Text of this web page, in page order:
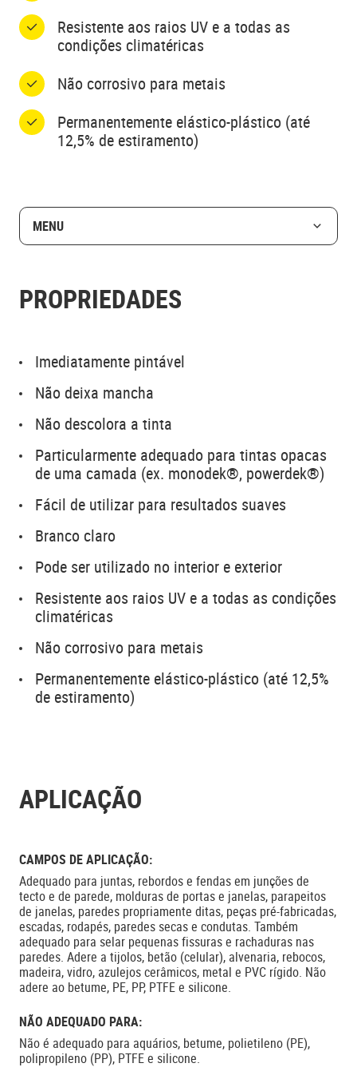
Resistente aos raios UV e a todas as
condições climatéricas
Não corrosivo para metais
Permanentemente elástico-plástico (até
12,5% de estiramento)
MENU
PROPRIEDADES
Imediatamente pintável
Não deixa mancha
Não descolora a tinta
Particularmente adequado para tintas opacas
de uma camada (ex. monodek®, powerdek®)
Fácil de utilizar para resultados suaves
Branco claro
Pode ser utilizado no interior e exterior
Resistente aos raios UV e a todas as condições
climatéricas
Não corrosivo para metais
Permanentemente elástico-plástico (até 12,5%
de estiramento)
APLICAÇÃO
CAMPOS DE APLICAÇÃO:
Adequado para juntas, rebordos e fendas em junções de
tecto e de parede, molduras de portas e janelas, parapeitos
de janelas, paredes propriamente ditas, peças pré-fabricadas,
escadas, rodapés, paredes secas e condutas. Também
adequado para selar pequenas fissuras e rachaduras nas
paredes. Adere a tijolos, betão (celular), alvenaria, rebocos,
madeira, vidro, azulejos cerâmicos, metal e PVC rígido. Não
adere ao betume, PE, PP, PTFE e silicone.
NÃO ADEQUADO PARA:
Não é adequado para aquários, betume, polietileno (PE),
polipropileno (PP), PTFE e silicone.